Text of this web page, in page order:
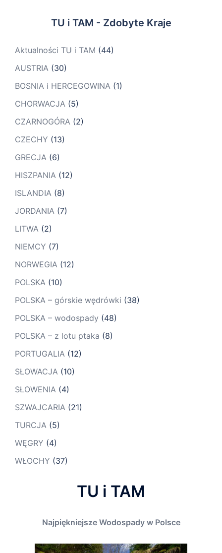
TU i TAM - Zdobyte Kraje
Aktualności TU i TAM (44)
AUSTRIA (30)
BOSNIA i HERCEGOWINA (1)
CHORWACJA (5)
CZARNOGÓRA (2)
CZECHY (13)
GRECJA (6)
HISZPANIA (12)
ISLANDIA (8)
JORDANIA (7)
LITWA (2)
NIEMCY (7)
NORWEGIA (12)
POLSKA (10)
POLSKA – górskie wędrówki (38)
POLSKA – wodospady (48)
POLSKA – z lotu ptaka (8)
PORTUGALIA (12)
SŁOWACJA (10)
SŁOWENIA (4)
SZWAJCARIA (21)
TURCJA (5)
WĘGRY (4)
WŁOCHY (37)
TU i TAM
Najpiękniejsze Wodospady w Polsce